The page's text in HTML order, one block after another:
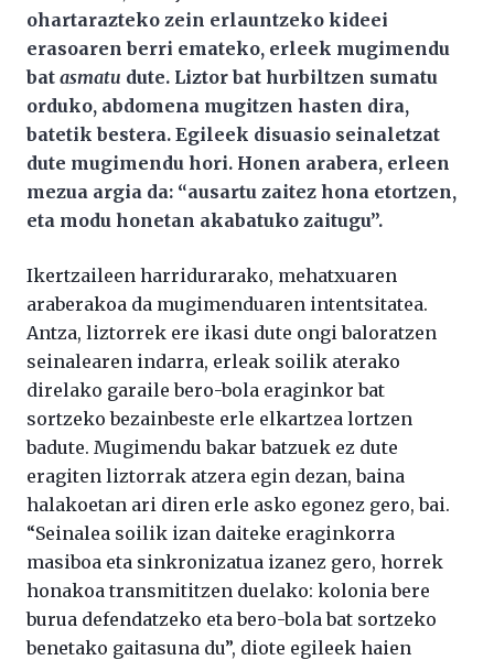
ohartarazteko zein erlauntzeko kideei
erasoaren berri emateko, erleek mugimendu
bat asmatu dute. Liztor bat hurbiltzen sumatu
orduko, abdomena mugitzen hasten dira,
batetik bestera. Egileek disuasio seinaletzat
dute mugimendu hori. Honen arabera, erleen
mezua argia da: “ausartu zaitez hona etortzen,
eta modu honetan akabatuko zaitugu”.
Ikertzaileen harridurarako, mehatxuaren
araberakoa da mugimenduaren intentsitatea.
Antza, liztorrek ere ikasi dute ongi baloratzen
seinalearen indarra, erleak soilik aterako
direlako garaile bero-bola eraginkor bat
sortzeko bezainbeste erle elkartzea lortzen
badute. Mugimendu bakar batzuek ez dute
eragiten liztorrak atzera egin dezan, baina
halakoetan ari diren erle asko egonez gero, bai.
“Seinalea soilik izan daiteke eraginkorra
masiboa eta sinkronizatua izanez gero, horrek
honakoa transmititzen duelako: kolonia bere
burua defendatzeko eta bero-bola bat sortzeko
benetako gaitasuna du”, diote egileek haien